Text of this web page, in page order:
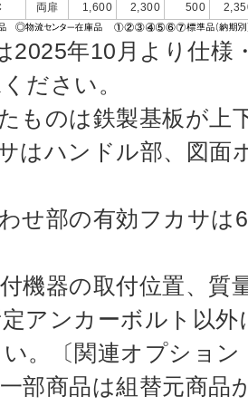
両扉 1,600 2,300 500
2025年10月より仕
ださい。
ものは鉄製基板が上
はハンドル部、図面
せ部の有効フカサは
機器の取付位置、
アンカーボルト以
。〔関連オプショ
一部商品は組替元商